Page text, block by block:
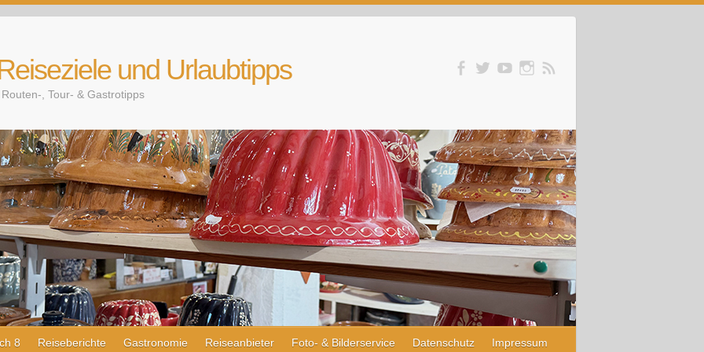
und Urlaubtipps
, Tour- & Gastrotipps
8 Reiseberichte Gastronomie Reiseanbieter Foto- & Bilderservice Datenschutz Impressum